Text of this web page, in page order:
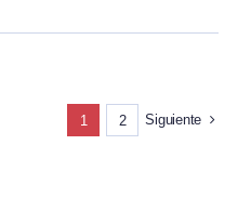
1 2 Siguiente